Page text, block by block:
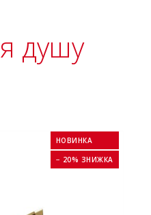
душу
НОВИНКА
− 20% ЗНИЖКА